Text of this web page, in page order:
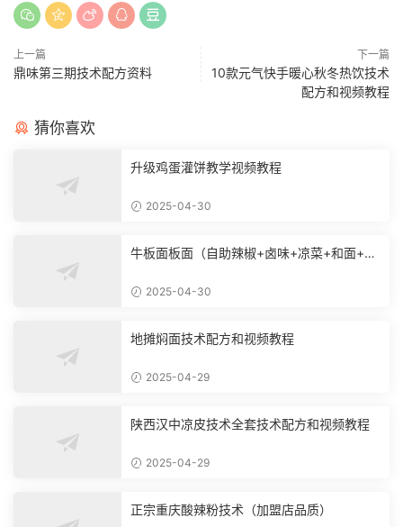
上一篇
鼎味第三期技术配方资料
下一篇
10款元气快手暖心秋冬热饮技术
配方和视频教程
猜你喜欢
升级鸡蛋灌饼教学视频教程
2025-04-30
牛板面板面（自助辣椒+卤味+凉菜+和面+烙
2025-04-30
地摊焖面技术配方和视频教程
2025-04-29
陕西汉中凉皮技术全套技术配方和视频教程
2025-04-29
正宗重庆酸辣粉技术（加盟店品质）